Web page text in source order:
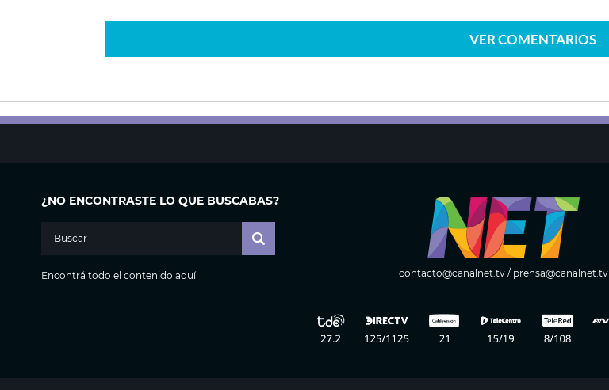
VERCOMENTARIOS
¿NO ENCONTRASTE LO QUE BUSCABAS?
Encontrá todo el contenido aquí contacto@canalnet.tv/ prensa@canalnet.tv